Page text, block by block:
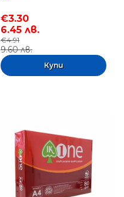
€3.30
6.45 лв.
€4.91
9.60 лв.